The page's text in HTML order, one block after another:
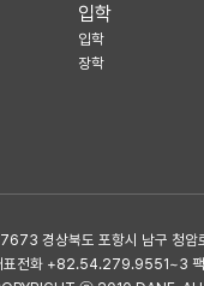
입학
입학
장학
경상북도 포항시 남구 청암
표전화 +82.54.279.9551~3